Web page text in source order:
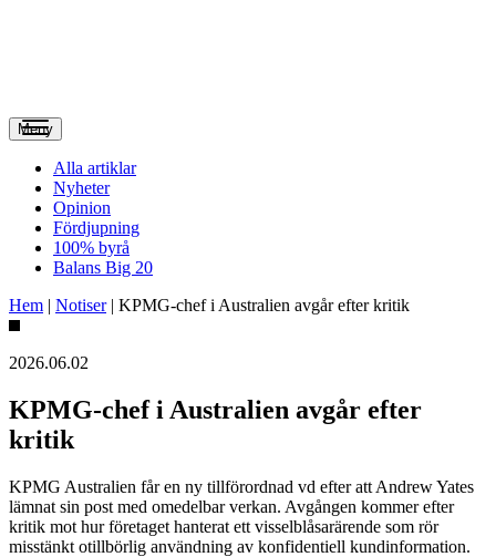
Meny
Alla artiklar
Nyheter
Opinion
Fördjupning
100% byrå
Balans Big 20
Hem | Notiser| KPMG-chef i Australien avgår efter kritik
2026.06.02
KPMG-chef i Australien avgår efter
kritik
KPMG Australien får en ny tillförordnad vd efter att Andrew Yates
lämnat sin post med omedelbar verkan. Avgången kommer efter
kritik mot hur företaget hanterat ett visselblåsarärende som rör
misstänkt otillbörlig användning av konfidentiell kundinformation.